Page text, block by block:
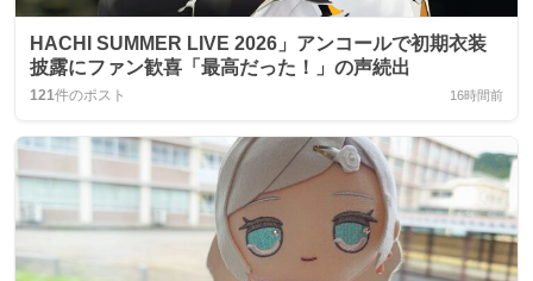
HACHI SUMMER LIVE 2026」アンコールで初期衣装
披露にファン歓喜「最高だった！」の声続出
121件のポスト 16時間前